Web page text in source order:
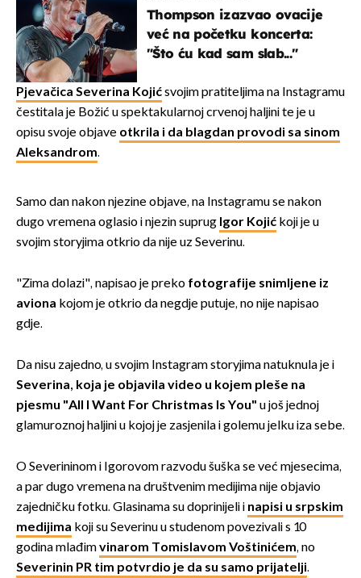
Thompson izazvao ovacije
već na početku koncerta:
"Što ću kad sam slab..."
Pjevačica Severina Kojićsvojim pratiteljima na Instagramu
čestitala je Božić u spektakularnoj crvenoj haljini te je u
opisu svoje objave otkrila i da blagdan provodi sa sinom
Aleksandrom.
Samo dan nakon njezine objave, na Instagramu se nakon
dugo vremena oglasio i njezin suprug Igor Kojić koji je u
svojim storyjima otkrio da nije uz Severinu.
"Zima dolazi", napisao je preko fotografije snimljene iz
aviona kojom je otkrio da negdje putuje, no nije napisao
gdje.
Da nisu zajedno, u svojim Instagram storyjima natuknula je i
Severina, koja je objavila video u kojem pleše na
pjesmu "All I Want For Christmas Is You" u još jednoj
glamuroznoj haljini u kojoj je zasjenila i golemu jelku iza sebe.
O Severininom i Igorovom razvodu šuška se već mjesecima,
a par dugo vremena na društvenim medijima nije objavio
zajedničku fotku. Glasinama su doprinijeli i napisi u srpskim
medijima koji su Severinu u studenom povezivali s 10
godina mlađimvinarom Tomislavom Voštinićem, no
Severinin PR tim potvrdio je da su samo prijatelji.